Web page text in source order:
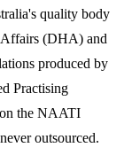
quality body
Affairs (DHA) and
produced by
Practising
the NAATI
outsourced.